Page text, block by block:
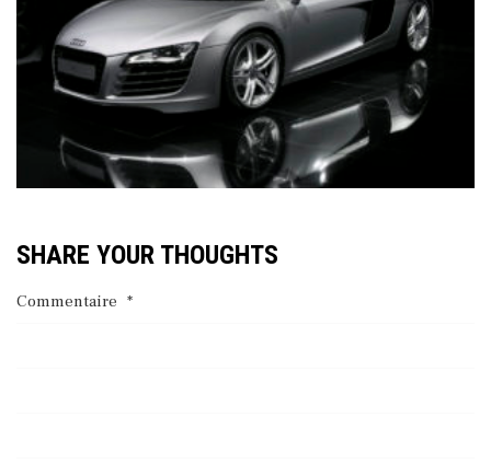
SHARE YOUR THOUGHTS
Commentaire *